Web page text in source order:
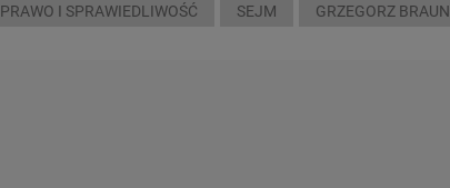
PRAWO I SPRAWIEDLIWOŚĆ SEJM GRZEGORZ BRAUN